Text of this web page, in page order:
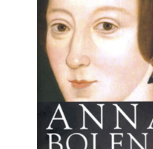
AGGIUNGI AL CARRELLO